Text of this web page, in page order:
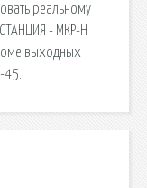
реальному
- МКР-Н
выходных